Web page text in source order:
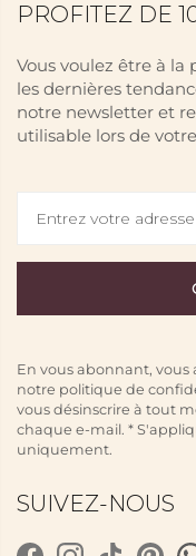
PROFITEZ DE
Vous voulez être à
les dernières
notre newsletter et
utilisable lors de
En vous abonnant, vous
notre politique de
vous désinscrire à tout
chaque e-mail. *
uniquement.
SUIVEZ-NOUS